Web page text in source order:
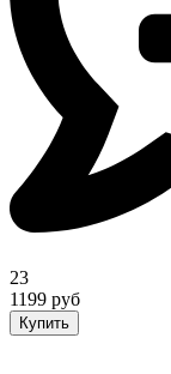
23
1199 руб
Купить